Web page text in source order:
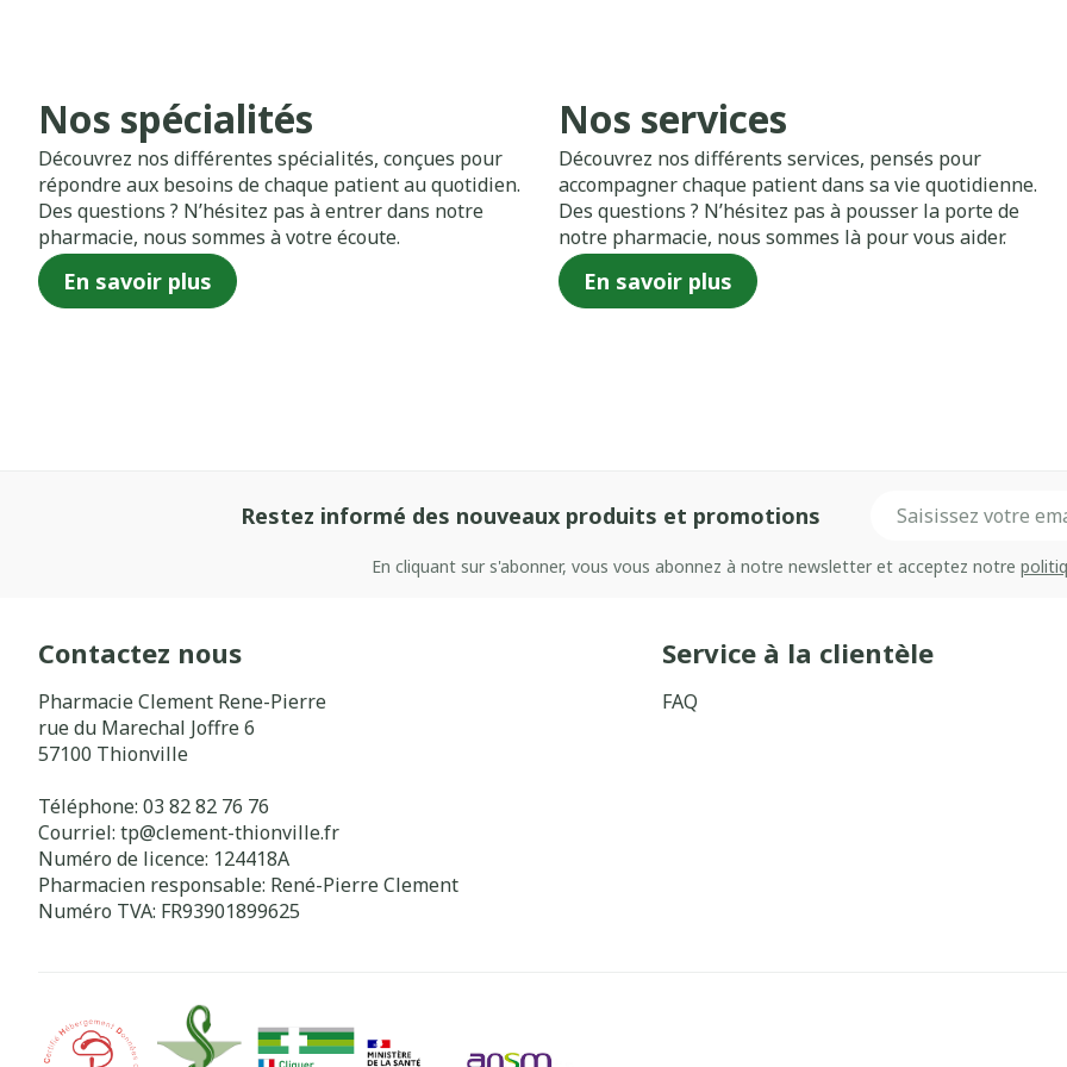
Nos spécialités
Découvrez nos différentes spécialités, conçues pour
répondre aux besoins de chaque patient au quotidien.
Des questions ? N’hésitez pas à entrer dans notre
pharmacie, nous sommes à votre écoute.
En savoir plus
Nos services
Découvrez nos différents services, pensés pour
accompagner chaque patient dans sa vie quotidienne.
Des questions ? N’hésitez pas à pousser la porte de
notre pharmacie, nous sommes là pour vous aider.
En savoir plus
Restez informé des nouveaux produits et promotions
En cliquant sur s'abonner, vous vous abonnez à notre newsletter et acceptez notre
Contactez nous
Pharmacie Clement Rene-Pierre
rue du Marechal Joffre 6
57100 Thionville
Téléphone: 03 82 82 76 76
Courriel: tp@clement-thionville.fr
Numéro de licence: 124418A
Pharmacien responsable: René-Pierre Clement
Numéro TVA: FR93901899625
Service à la clientèle
FAQ